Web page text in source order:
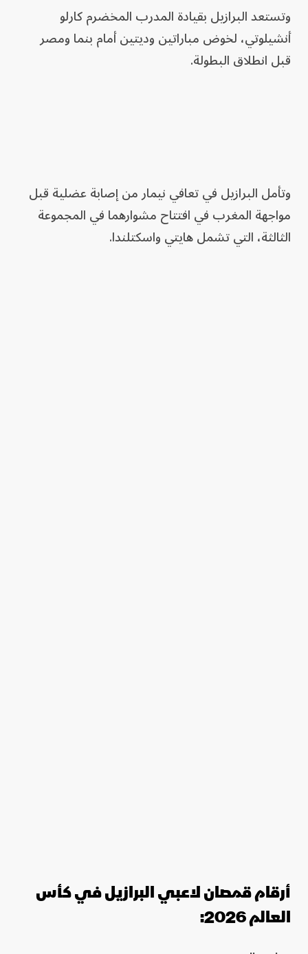
وتستعد البرازيل بقيادة المدرب المخضرم كارلو
أنشيلوتي، لخوض مباراتين وديتين أمام بنما ومصر
قبل انطلاق البطولة.
وتأمل البرازيل في تعافي نيمار من إصابة عضلية قبل
مواجهة المغرب في افتتاح مشوارهما في المجموعة
الثالثة، التي تشمل هايتي واسكتلندا.
أرقام قمصان لاعبي البرازيل في كأس
العالم 2026: